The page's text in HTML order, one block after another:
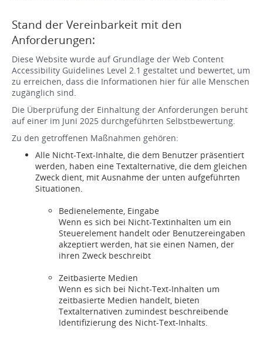
Stand der Vereinbarkeit mit den
Anforderungen:
Diese Website wurde auf Grundlage der Web Content
Accessibility Guidelines Level 2.1 gestaltet und bewertet, um
zu erreichen, dass die Informationen hier für alle Menschen
zugänglich sind.
Die Überprüfung der Einhaltung der Anforderungen beruht
auf einer im Juni 2025 durchgeführten Selbstbewertung.
Zu den getroffenen Maßnahmen gehören:
Alle Nicht-Text-Inhalte, die dem Benutzer präsentiert
werden, haben eine Textalternative, die dem gleichen
Zweck dient, mit Ausnahme der unten aufgeführten
Situationen.
Bedienelemente, Eingabe
Wenn es sich bei Nicht-Textinhalten um ein
Steuerelement handelt oder Benutzereingaben
akzeptiert werden, hat sie einen Namen, der
ihren Zweck beschreibt
Zeitbasierte Medien
Wenn es sich bei Nicht-Text-Inhalten um
zeitbasierte Medien handelt, bieten
Textalternativen zumindest beschreibende
Identifizierung des Nicht-Text-Inhalts.